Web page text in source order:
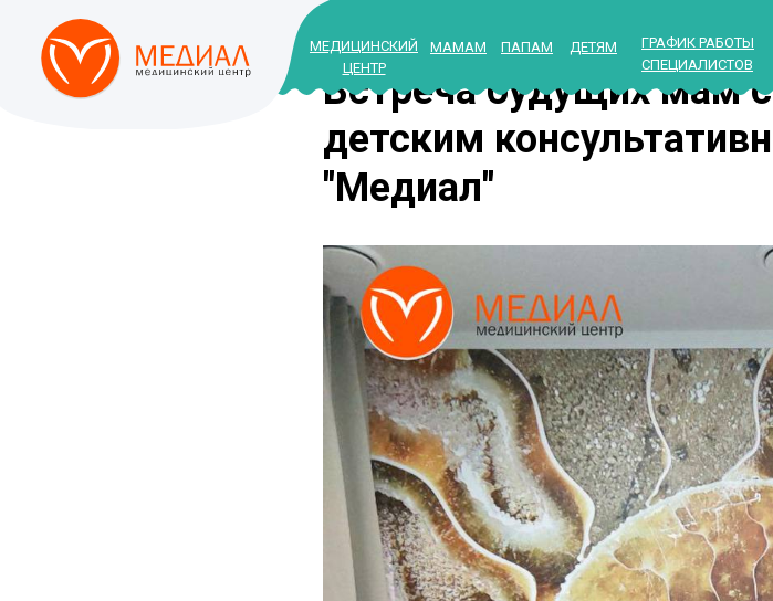
МЕДИЦИНСКИЙ
ЦЕНТР
МАМАМ ПАПАМ ДЕТЯМ
ГРАФИК РАБОТЫ
СПЕЦИАЛИСТОВ
Встреча будущих мам
детским
"Медиал"